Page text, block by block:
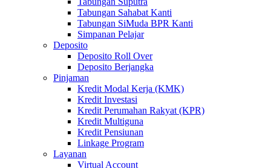
Tabungan Sahabat Kanti
Tabungan SiMuda BPR Kanti
Simpanan Pelajar
Deposito
Deposito Roll Over
Deposito Berjangka
Pinjaman
Kredit Modal Kerja (KMK)
Kredit Investasi
Kredit Perumahan Rakyat (KPR)
Kredit Multiguna
Kredit Pensiunan
Linkage Program
Layanan
Virtual Account